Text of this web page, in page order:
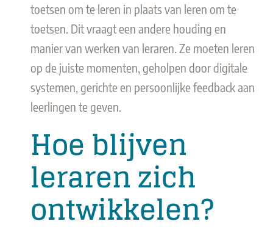
toetsen om te leren in plaats van leren om te
toetsen. Dit vraagt een andere houding en
manier van werken van leraren. Ze moeten leren
op de juiste momenten, geholpen door digitale
systemen, gerichte en persoonlijke feedback aan
leerlingen te geven.
Hoe blijven
leraren zich
ontwikkelen?